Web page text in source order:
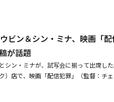
人が今にも危険にさらされようとしてい
法ライブ配信のホスト、ジェントルマ
つけ、その運命を翻弄する。ジェントル
に「RUGAL/ルーガル」のパク・ソンホ
のキム・ヒジョン。監督は「王の預言
ュヨンが務め、現代ならではの息を呑む
ジン誘拐の目的は、そしてそれは我々
ビン＆シン・ミナ、映画「
が話題
シン・ミナが、試写会に揃って出席し
）店で、映画「配信犯罪」（監督：チ
サーであるドンジュ（パク・ソンホ）